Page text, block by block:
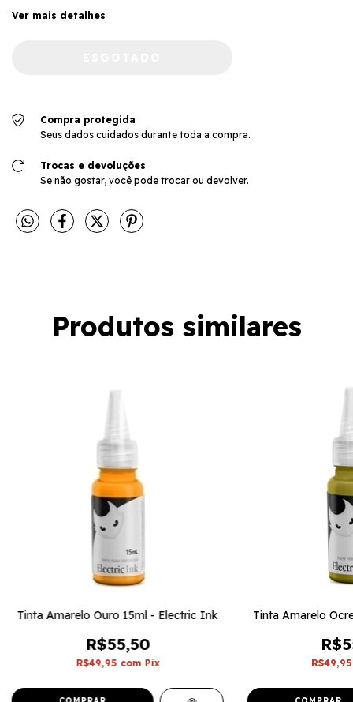
Ver mais detalhes
Compra protegida
Seus dados cuidados durante toda a compra.
Trocas e devoluções
Se não gostar, você pode trocar ou devolver.
Produtos similares
Tinta Amarelo Ouro 15ml - Electric Ink
R$55,50
R$49,95 com Pix
Tinta Amarelo